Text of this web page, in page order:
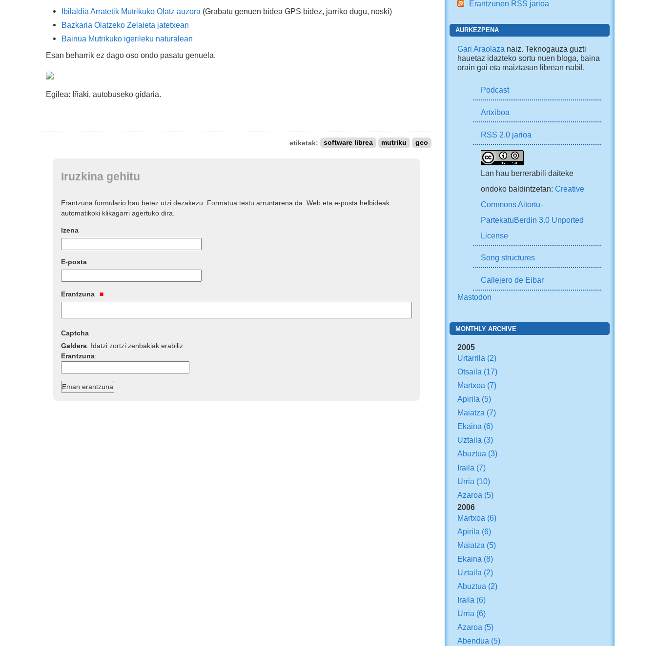
Ibilaldia Arratetik Mutrikuko Olatz auzora (Grabatu genuen bidea GPS bidez, jarriko dugu, noski)
Bazkaria Olatzeko Zelaieta jatetxean
Bainua Mutrikuko igerileku naturalean
Esan beharrik ez dago oso ondo pasatu genuela.
Egilea: Iñaki, autobuseko gidaria.
etiketak: software librea mutriku geo
Iruzkina gehitu
Erantzuna formulario hau betez utzi dezakezu. Formatua testu arruntarena da. Web eta e-posta helbideak
automatikoki klikagarri agertuko dira.
Izena
E-posta
Erantzuna
Captcha
Galdera: Idatzi zortzi zenbakiak erabiliz
Erantzuna:
Erantzunen RSS jarioa
AURKEZPENA
Gari Araolaza naiz. Teknogauza guzti
hauetaz idazteko sortu nuen bloga, baina
orain gai eta maiztasun librean nabil.
Podcast
Artxiboa
RSS 2.0 jarioa
Lan hau berrerabili daiteke
ondoko baldintzetan:Creative
Commons Aitortu-
PartekatuBerdin 3.0 Unported
License
Song structures
Callejero de Eibar
Mastodon
MONTHLY ARCHIVE
2005
Urtarrila (2)
Otsaila (17)
Martxoa (7)
Apirila (5)
Maiatza (7)
Ekaina (6)
Uztaila (3)
Abuztua (3)
Iraila (7)
Urria (10)
Azaroa (5)
2006
Martxoa (6)
Apirila (6)
Maiatza (5)
Ekaina (8)
Uztaila (2)
Abuztua (2)
Iraila (6)
Urria (6)
Azaroa (5)
Abendua (5)